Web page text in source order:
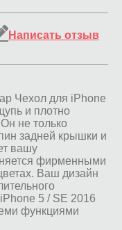
Написать отзыв
Чехол для iPhone
и плотно
не только
задней крышки и
вашу
фирменными
Ваш дизайн
5 / SE 2016
функциями